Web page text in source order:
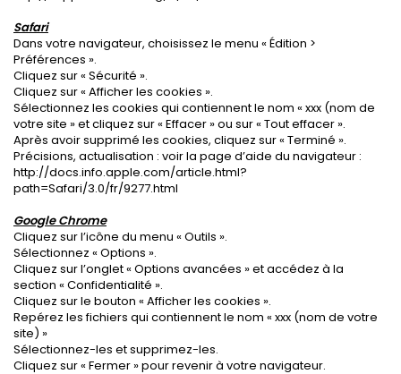
Safari
Dans votre navigateur, choisissez le menu « Édition >
Préférences ».
Cliquez sur « Sécurité ».
Cliquez sur « Afficher les cookies ».
Sélectionnez les cookies qui contiennent le nom « xxx (nom de
votre site » et cliquez sur « Effacer » ou sur « Tout effacer ».
Après avoir supprimé les cookies, cliquez sur « Terminé ».
Précisions, actualisation : voir la page d’aide du navigateur :
http://docs.info.apple.com/article.html?
path=Safari/3.0/fr/9277.html
Google Chrome
Cliquez sur l’icône du menu « Outils ».
Sélectionnez « Options ».
Cliquez sur l’onglet « Options avancées » et accédez à la
section « Confidentialité ».
Cliquez sur le bouton « Afficher les cookies ».
Repérez les fichiers qui contiennent le nom « xxx (nom de votre
site) »
Sélectionnez-les et supprimez-les.
Cliquez sur « Fermer » pour revenir à votre navigateur.